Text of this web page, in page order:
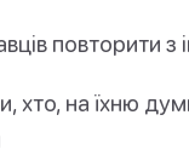
повторити
хто, на їхню